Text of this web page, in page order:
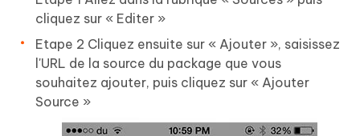
cliquez sur « Editer »
Etape 2 Cliquez ensuite sur « Ajouter », saisissez
l'URL de la source du package que vous
souhaitez ajouter, puis cliquez sur « Ajouter
Source »